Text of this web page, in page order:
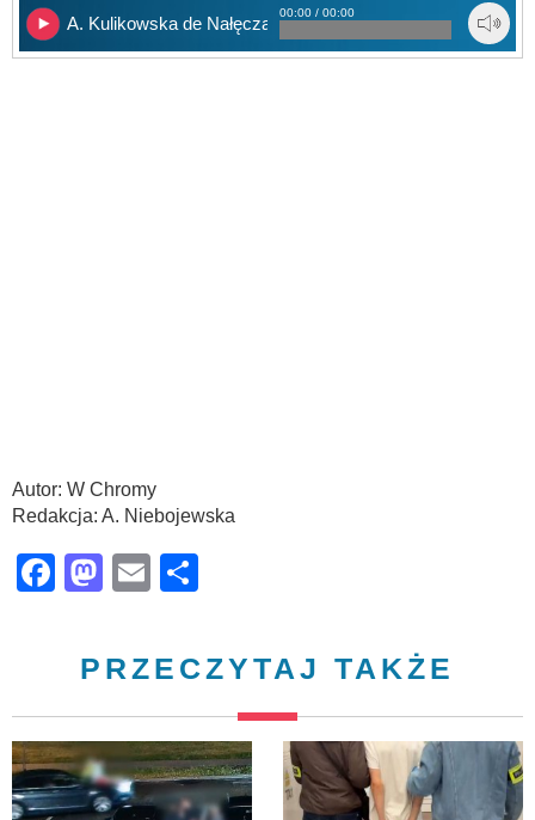
A. Kulikowska de Nałęcza
00:00 / 00:00
Autor: W Chromy
Redakcja: A. Niebojewska
Facebook
Mastodon
Email
PRZECZYTAJ TAKŻE